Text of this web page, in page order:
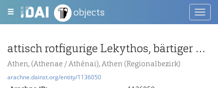
objects
attisch rotfigurige Lekythos, bärtiger Mann an einem Grabpfeiler
Athen, (Athenae / Athēnai), Athen (Regionalbezirk)
arachne.dainst.org/entity/1136050